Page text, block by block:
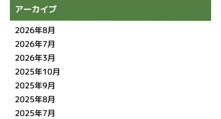
アーカイブ
2026年8月
2026年7月
2026年3月
2025年10月
2025年9月
2025年8月
2025年7月